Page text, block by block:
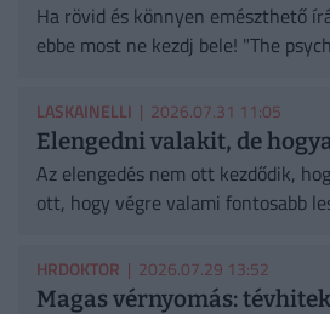
Ha rövid és könnyen emészthető
ebbe most ne kezdj bele! "The
LASKAINELLI | 2026.07.31 11:05
Elengedni valakit, de
Az elengedés nem ott kezdődik,
ott, hogy végre valami fontosabb
HRDOKTOR | 2026.07.29 13:52
Magas vérnyomás: